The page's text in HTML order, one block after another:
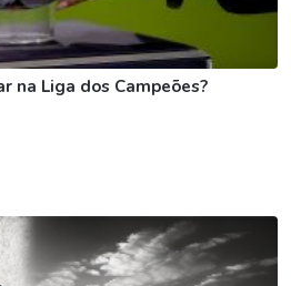
na Liga dos Campeões?